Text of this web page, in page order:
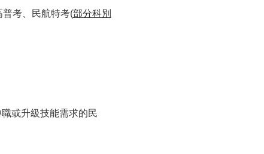
考、民航特考(部分科別
或升級技能需求的民